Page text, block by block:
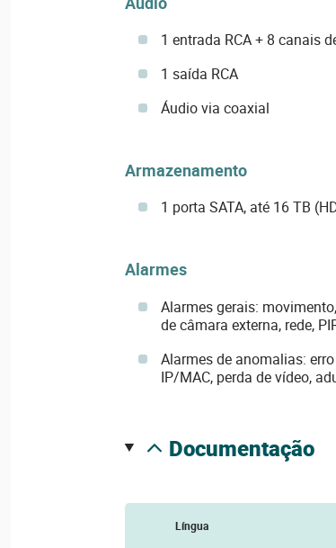
1 entrada RCA + 8 canais
1 saída RCA
Áudio via coaxial
Armazenamento
1 porta SATA, até 16 TB
Alarmes
Alarmes gerais:
de câmara externa, rede,
Alarmes de anomalias:
IP/MAC, perda de vídeo,
documentação
Língua